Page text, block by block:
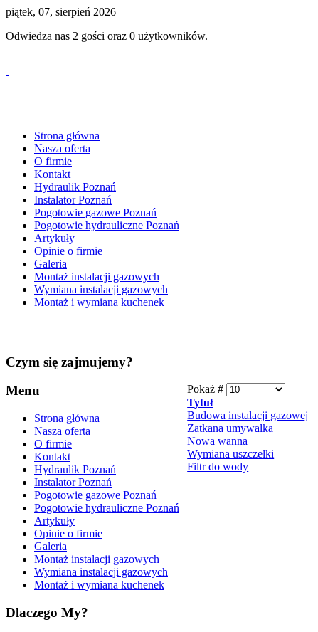
piątek, 07, sierpień 2026
Odwiedza nas 2 gości oraz 0 użytkowników.
Strona główna
Nasza oferta
O firmie
Kontakt
Hydraulik Poznań
Instalator Poznań
Pogotowie gazowe Poznań
Pogotowie hydrauliczne Poznań
Artykuły
Opinie o firmie
Galeria
Montaż instalacji gazowych
Wymiana instalacji gazowych
Montaż i wymiana kuchenek
Czym się zajmujemy?
Pokaż #
Tytuł
Budowa instalacji gazowej
Zatkana umywalka
Nowa wanna
Wymiana uszczelki
Filtr do wody
Menu
Strona główna
Nasza oferta
O firmie
Kontakt
Hydraulik Poznań
Instalator Poznań
Pogotowie gazowe Poznań
Pogotowie hydrauliczne Poznań
Artykuły
Opinie o firmie
Galeria
Montaż instalacji gazowych
Wymiana instalacji gazowych
Montaż i wymiana kuchenek
Dlaczego My?